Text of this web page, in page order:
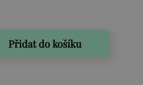
Přidat do košíku